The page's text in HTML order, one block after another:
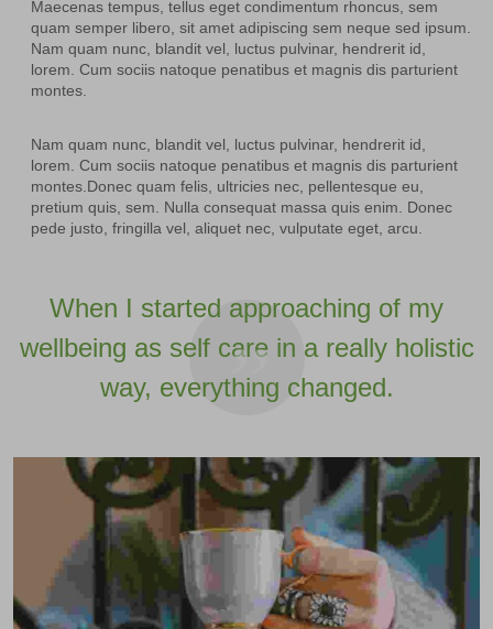
Maecenas tempus, tellus eget condimentum rhoncus, sem
quam semper libero, sit amet adipiscing sem neque sed ipsum.
Nam quam nunc, blandit vel, luctus pulvinar, hendrerit id,
lorem. Cum sociis natoque penatibus et magnis dis parturient
montes.
Nam quam nunc, blandit vel, luctus pulvinar, hendrerit id,
lorem. Cum sociis natoque penatibus et magnis dis parturient
montes.Donec quam felis, ultricies nec, pellentesque eu,
pretium quis, sem. Nulla consequat massa quis enim. Donec
pede justo, fringilla vel, aliquet nec, vulputate eget, arcu.
When I started approaching of my
wellbeing as self care in a really holistic
way, everything changed.